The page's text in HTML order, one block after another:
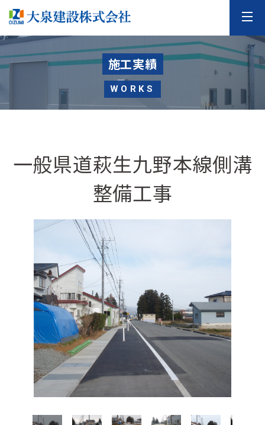
施工実績
WORKS
一般県道萩生九野本線側溝
整備工事